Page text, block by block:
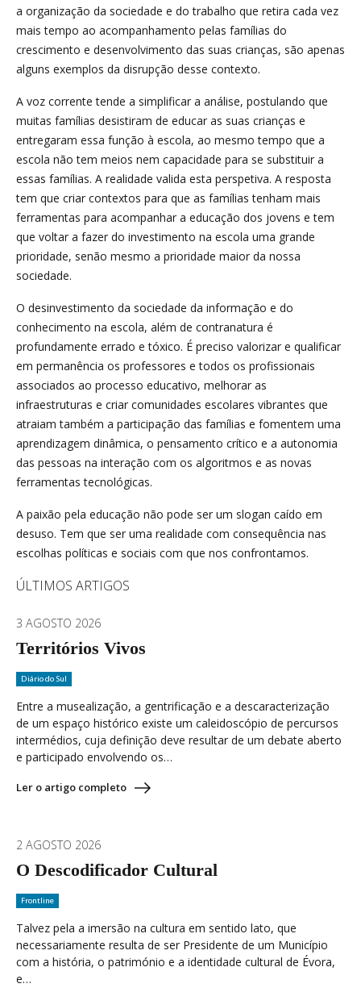
a organização da sociedade e do trabalho que retira cada vez
mais tempo ao acompanhamento pelas famílias do
crescimento e desenvolvimento das suas crianças, são apenas
alguns exemplos da disrupção desse contexto.
A voz corrente tende a simplificar a análise, postulando que
muitas famílias desistiram de educar as suas crianças e
entregaram essa função à escola, ao mesmo tempo que a
escola não tem meios nem capacidade para se substituir a
essas famílias. A realidade valida esta perspetiva. A resposta
tem que criar contextos para que as famílias tenham mais
ferramentas para acompanhar a educação dos jovens e tem
que voltar a fazer do investimento na escola uma grande
prioridade, senão mesmo a prioridade maior da nossa
sociedade.
O desinvestimento da sociedade da informação e do
conhecimento na escola, além de contranatura é
profundamente errado e tóxico. É preciso valorizar e qualificar
em permanência os professores e todos os profissionais
associados ao processo educativo, melhorar as
infraestruturas e criar comunidades escolares vibrantes que
atraiam também a participação das famílias e fomentem uma
aprendizagem dinâmica, o pensamento crítico e a autonomia
das pessoas na interação com os algoritmos e as novas
ferramentas tecnológicas.
A paixão pela educação não pode ser um slogan caído em
desuso. Tem que ser uma realidade com consequência nas
escolhas políticas e sociais com que nos confrontamos.
ÚLTIMOS ARTIGOS
3 AGOSTO 2026
Territórios Vivos
Diário do Sul
Entre a musealização, a gentrificação e a descaracterização
de um espaço histórico existe um caleidoscópio de percursos
intermédios, cuja definição deve resultar de um debate aberto
e participado envolvendo os…
Ler o artigo completo
2 AGOSTO 2026
O Descodificador Cultural
Frontline
Talvez pela a imersão na cultura em sentido lato, que
necessariamente resulta de ser Presidente de um Município
com a história, o património e a identidade cultural de Évora,
e…